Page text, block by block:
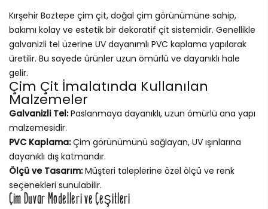
Kırşehir Boztepe çim çit, doğal çim görünümüne sahip,
bakımı kolay ve estetik bir dekoratif çit sistemidir. Genellikle
galvanizli tel üzerine UV dayanımlı PVC kaplama yapılarak
üretilir. Bu sayede ürünler uzun ömürlü ve dayanıklı hale
gelir.
Çim Çit İmalatında Kullanılan
Malzemeler
Galvanizli Tel:Paslanmaya dayanıklı, uzun ömürlü ana yapı
malzemesidir.
PVC Kaplama:Çim görünümünü sağlayan, UV ışınlarına
dayanıklı dış katmandır.
Ölçü ve Tasarım:Müşteri taleplerine özel ölçü ve renk
seçenekleri sunulabilir.
Çim Duvar Modelleri ve Çeşitleri